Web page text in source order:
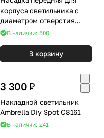
корпуса светильника с
диаметром отверстия
D85mm Ambrella Diy Spot
В наличии: 500
В корзину
3 300 ₽
Накладной светильник
Ambrella Diy Spot C8161
В наличии: 241